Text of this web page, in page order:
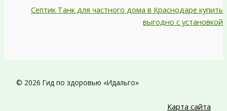
Септик Танк для частного дома в Краснодаре купить
выгодно с установкой
© 2026 Гид по здоровью «Идальго»
Карта сайта